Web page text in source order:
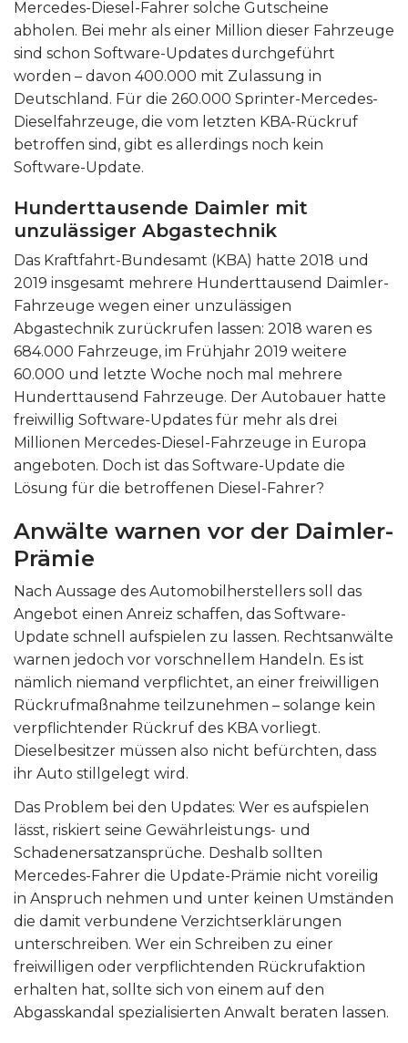
Mercedes-Diesel-Fahrer solche Gutscheine
abholen. Bei mehr als einer Million dieser Fahrzeuge
sind schon Software-Updates durchgeführt
worden – davon 400.000 mit Zulassung in
Deutschland. Für die 260.000 Sprinter-Mercedes-
Dieselfahrzeuge, die vom letzten KBA-Rückruf
betroffen sind, gibt es allerdings noch kein
Software-Update.
Hunderttausende Daimler mit
unzulässiger Abgastechnik
Das Kraftfahrt-Bundesamt (KBA) hatte 2018 und
2019 insgesamt mehrere Hunderttausend Daimler-
Fahrzeuge wegen einer unzulässigen
Abgastechnik zurückrufen lassen: 2018 waren es
684.000 Fahrzeuge, im Frühjahr 2019 weitere
60.000 und letzte Woche noch mal mehrere
Hunderttausend Fahrzeuge. Der Autobauer hatte
freiwillig Software-Updates für mehr als drei
Millionen Mercedes-Diesel-Fahrzeuge in Europa
angeboten. Doch ist das Software-Update die
Lösung für die betroffenen Diesel-Fahrer?
Anwälte warnen vor der Daimler-
Prämie
Nach Aussage des Automobilherstellers soll das
Angebot einen Anreiz schaffen, das Software-
Update schnell aufspielen zu lassen. Rechtsanwälte
warnen jedoch vor vorschnellem Handeln. Es ist
nämlich niemand verpflichtet, an einer freiwilligen
Rückrufmaßnahme teilzunehmen – solange kein
verpflichtender Rückruf des KBA vorliegt.
Dieselbesitzer müssen also nicht befürchten, dass
ihr Auto stillgelegt wird.
Das Problem bei den Updates: Wer es aufspielen
lässt, riskiert seine Gewährleistungs- und
Schadenersatzansprüche. Deshalb sollten
Mercedes-Fahrer die Update-Prämie nicht voreilig
in Anspruch nehmen und unter keinen Umständen
die damit verbundene Verzichtserklärungen
unterschreiben. Wer ein Schreiben zu einer
freiwilligen oder verpflichtenden Rückrufaktion
erhalten hat, sollte sich von einem auf den
Abgasskandal spezialisierten Anwalt beraten lassen.